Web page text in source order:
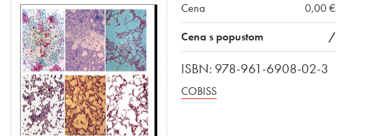
Cena
0,00 €
Cena s popustom
/
ISBN: 978-961-6908-02-3
COBISS